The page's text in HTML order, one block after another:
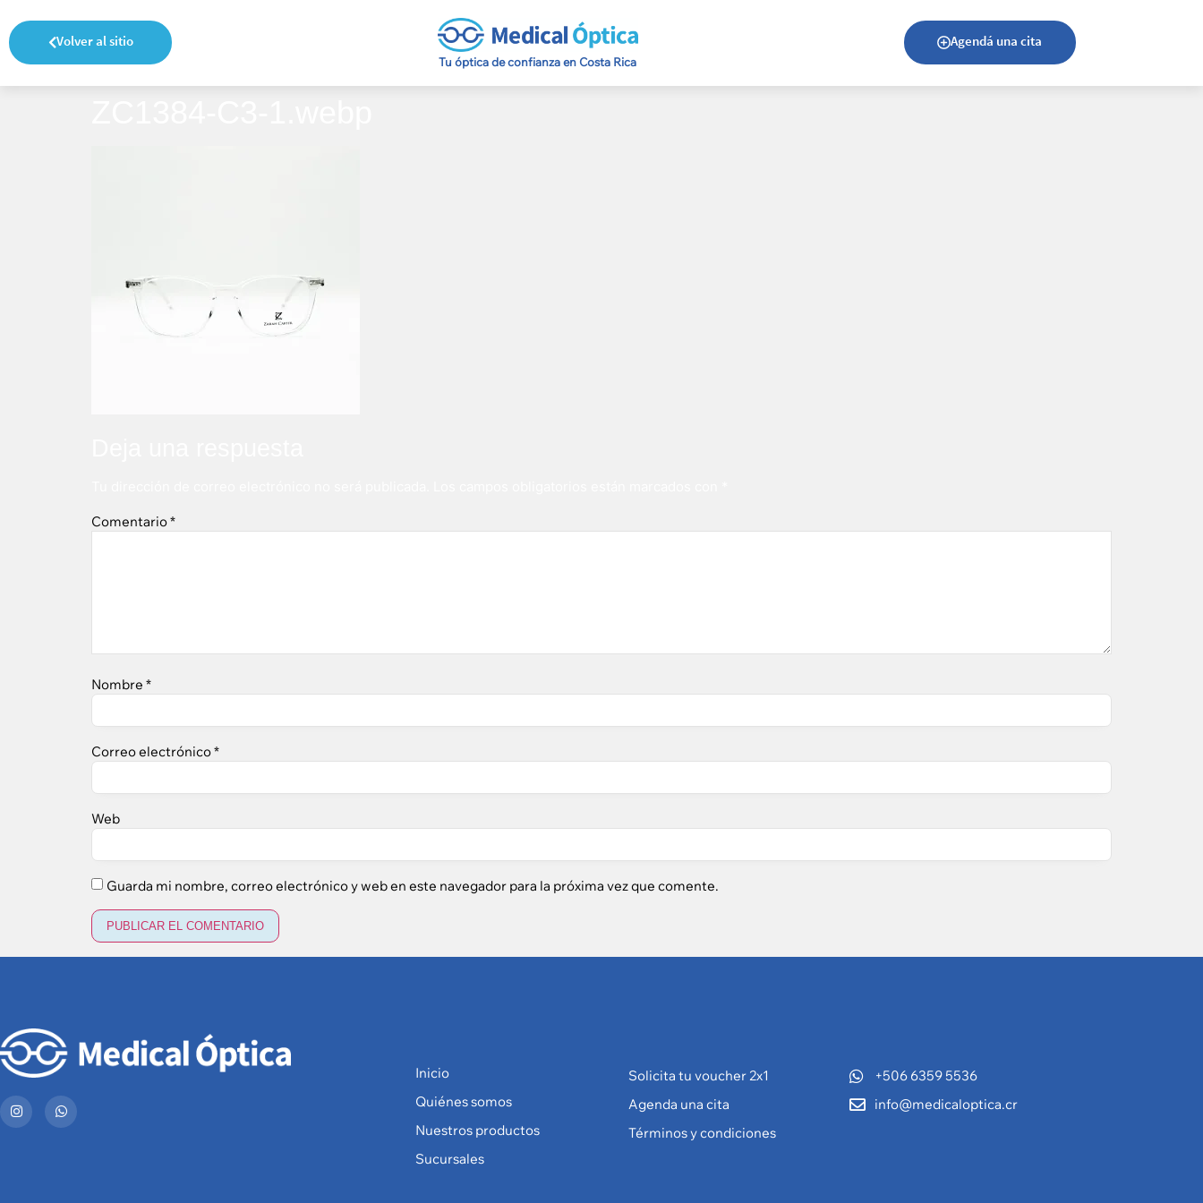
Volver al sitio
Tu óptica de confianza en Costa Rica
Agendá una cita
Comentario*
Nombre *
Correo electrónico*
Web
Guarda mi nombre, correo electrónico y web en este navegador para la próxima vez que comente.
Inicio
Quiénes somos
Nuestros productos
Sucursales
Solicita tu voucher 2x1
Agenda una cita
Términos y condiciones
+506 6359 5536
info@medicaloptica.cr